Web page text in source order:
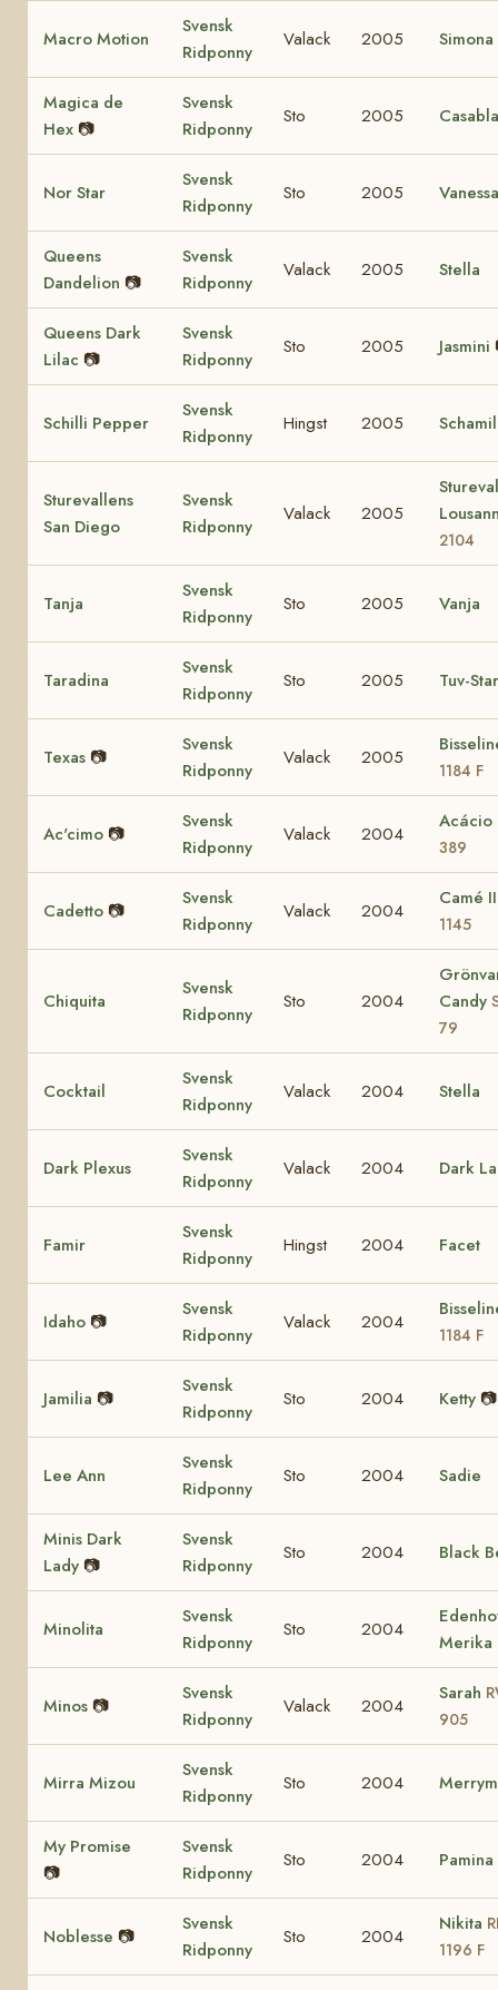
Macro Motion
Svensk
Ridponny
Valack 2005 Simona
Magica de
Hex 📷
Svensk
Ridponny
Sto 2005
Nor Star
Svensk
Ridponny
Sto 2005 Vanessa
Queens
Dandelion 📷
Svensk
Ridponny
Valack 2005 Stella
Queens Dark
Lilac 📷
Svensk
Ridponny
Sto 2005 Jasmini
Schilli Pepper
Svensk
Ridponny
Hingst 2005
Sturevallens
San Diego
Svensk
Ridponny
Valack 2005
2104
Tanja
Svensk
Ridponny
Sto 2005 Vanja
Taradina
Svensk
Ridponny
Sto 2005 Tuv-
Texas 📷
Svensk
Ridponny
Valack 2005
1184 F
Ac'cimo 📷
Svensk
Ridponny
Valack 2004
Acácio
389
Cadetto 📷
Svensk
Ridponny
Valack 2004
Camé
1145
Chiquita
Svensk
Ridponny
Sto 2004
Candy
79
Cocktail
Svensk
Ridponny
Valack 2004 Stella
Dark Plexus
Svensk
Ridponny
Valack 2004 Dark
Famir
Svensk
Ridponny
Hingst 2004 Facet
Idaho 📷
Svensk
Ridponny
Valack 2004
1184 F
Jamilia 📷
Svensk
Ridponny
Sto 2004 Ketty 📷
Lee Ann
Svensk
Ridponny
Sto 2004 Sadie
Minis Dark
Lady 📷
Svensk
Ridponny
Sto 2004 Black
Minolita
Svensk
Ridponny
Sto 2004
Merika
Minos 📷
Svensk
Ridponny
Valack 2004
Sarah
905
Mirra Mizou
Svensk
Ridponny
Sto 2004
My Promise
📷
Svensk
Ridponny
Sto 2004 Pamina
Noblesse 📷
Svensk
Ridponny
Sto 2004
Nikita
1196 F